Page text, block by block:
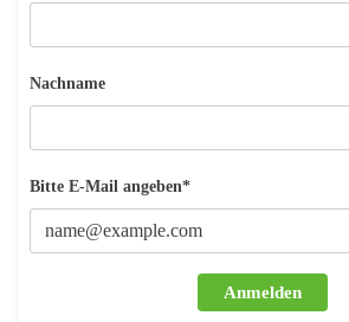
Nachname
Bitte E-Mail angeben*
Anmelden